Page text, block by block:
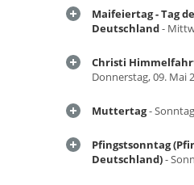
Maifeiertag - Tag
Deutschland-
Christi
Donnerstag, 09. Mai
Muttertag-
Pfingstsonntag
Deutschland)-